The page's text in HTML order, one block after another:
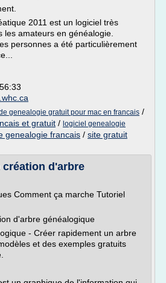
2011 est un logiciel très
les amateurs en généalogie.
personnes a été particulièrement
genealogie gratuit pour mac en francais /
et gratuit / logiciel genealogie
genealogie francais / site gratuit
d'arbre
Comment ça marche Tutoriel
d'arbre généalogique
- Créer rapidement un arbre
et des exemples gratuits